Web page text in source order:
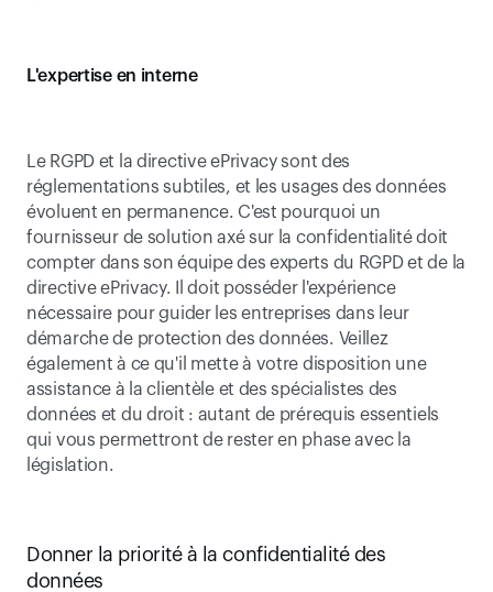
L'expertise en interne
Le RGPD et la directive ePrivacy sont des
réglementations subtiles, et les usages des données
évoluent en permanence. C'est pourquoi un
fournisseur de solution axé sur la confidentialité doit
compter dans son équipe des experts du RGPD et de la
directive ePrivacy. Il doit posséder l'expérience
nécessaire pour guider les entreprises dans leur
démarche de protection des données. Veillez
également à ce qu'il mette à votre disposition une
assistance à la clientèle et des spécialistes des
données et du droit : autant de prérequis essentiels
qui vous permettront de rester en phase avec la
législation.
Donner la priorité à la confidentialité des
données